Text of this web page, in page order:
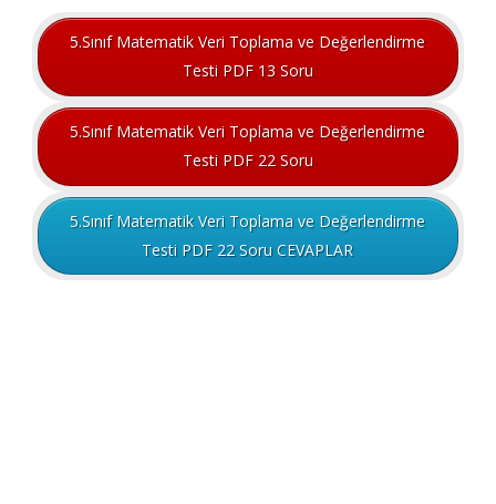
5.Sınıf Matematik Veri Toplama ve Değerlendirme
Testi PDF 13 Soru
5.Sınıf Matematik Veri Toplama ve Değerlendirme
Testi PDF 22 Soru
5.Sınıf Matematik Veri Toplama ve Değerlendirme
Testi PDF 22 Soru CEVAPLAR